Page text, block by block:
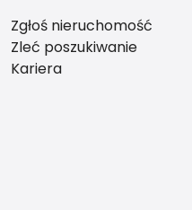
Zgłoś nieruchomość
Zleć poszukiwanie
Kariera